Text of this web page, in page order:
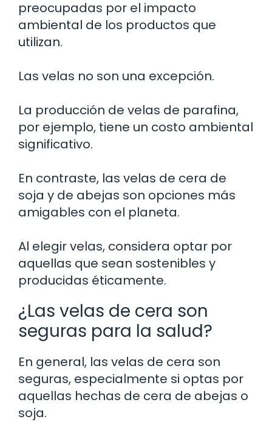
preocupadas por el impacto
ambiental de los productos que
utilizan.
Las velas no son una excepción.
La producción de velas de parafina,
por ejemplo, tiene un costo ambiental
significativo.
En contraste, las velas de cera de
soja y de abejas son opciones más
amigables con el planeta.
Al elegir velas, considera optar por
aquellas que sean sostenibles y
producidas éticamente.
¿Las velas de cera son
seguras para la salud?
En general, las velas de cera son
seguras, especialmente si optas por
aquellas hechas de cera de abejas o
soja.